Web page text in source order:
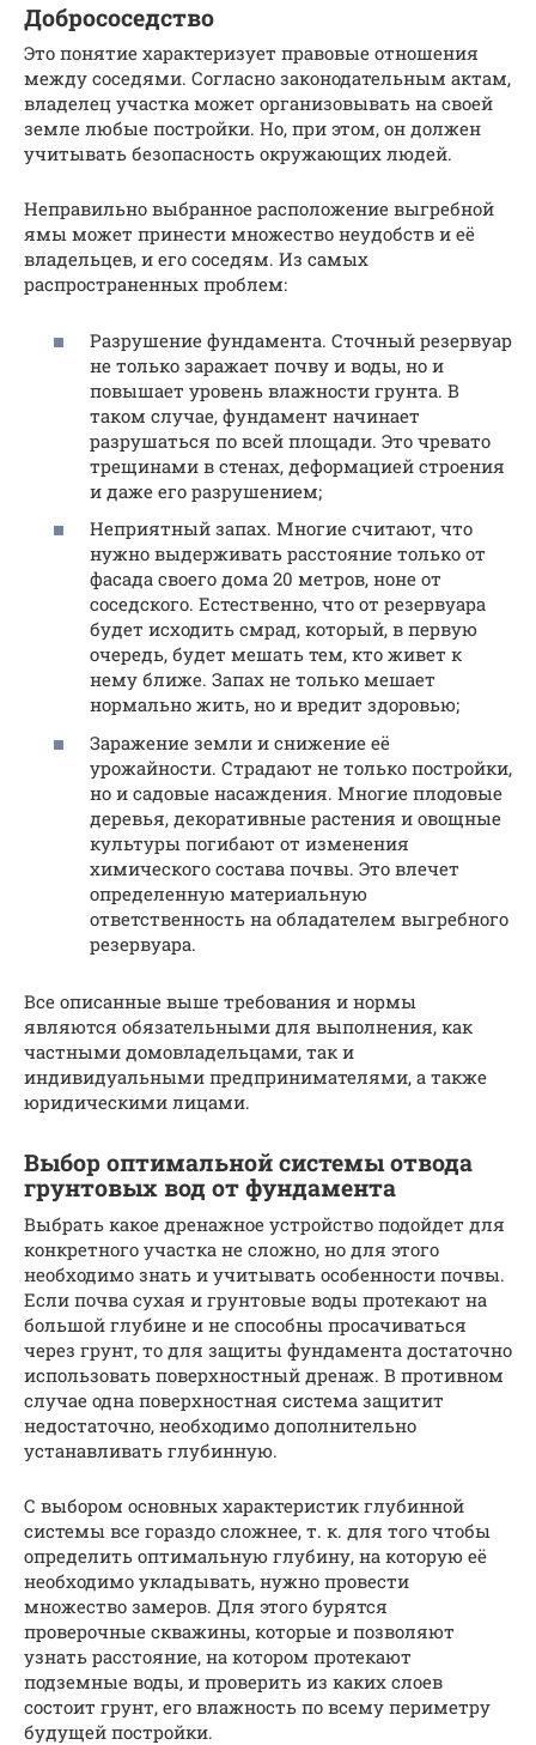
Добрососедство
Это понятие характеризует правовые отношения
между соседями. Согласно законодательным актам,
владелец участка может организовывать на своей
земле любые постройки. Но, при этом, он должен
учитывать безопасность окружающих людей.
Неправильно выбранное расположение выгребной
ямы может принести множество неудобств и её
владельцев, и его соседям. Из самых
распространенных проблем:
Разрушение фундамента. Сточный резервуар
не только заражает почву и воды, но и
повышает уровень влажности грунта. В
таком случае, фундамент начинает
разрушаться по всей площади. Это чревато
трещинами в стенах, деформацией строения
и даже его разрушением;
Неприятный запах. Многие считают, что
нужно выдерживать расстояние только от
фасада своего дома 20 метров, ноне от
соседского. Естественно, что от резервуара
будет исходить смрад, который, в первую
очередь, будет мешать тем, кто живет к
нему ближе. Запах не только мешает
нормально жить, но и вредит здоровью;
Заражение земли и снижение её
урожайности. Страдают не только постройки,
но и садовые насаждения. Многие плодовые
деревья, декоративные растения и овощные
культуры погибают от изменения
химического состава почвы. Это влечет
определенную материальную
ответственность на обладателем выгребного
резервуара.
Все описанные выше требования и нормы
являются обязательными для выполнения, как
частными домовладельцами, так и
индивидуальными предпринимателями, а также
юридическими лицами.
Выбор оптимальной системы отвода
грунтовых вод от фундамента
Выбрать какое дренажное устройство подойдет для
конкретного участка не сложно, но для этого
необходимо знать и учитывать особенности почвы.
Если почва сухая и грунтовые воды протекают на
большой глубине и не способны просачиваться
через грунт, то для защиты фундамента достаточно
использовать поверхностный дренаж. В противном
случае одна поверхностная система защитит
недостаточно, необходимо дополнительно
устанавливать глубинную.
С выбором основных характеристик глубинной
системы все гораздо сложнее, т. к. для того чтобы
определить оптимальную глубину, на которую её
необходимо укладывать, нужно провести
множество замеров. Для этого бурятся
проверочные скважины, которые и позволяют
узнать расстояние, на котором протекают
подземные воды, и проверить из каких слоев
состоит грунт, его влажность по всему периметру
будущей постройки.